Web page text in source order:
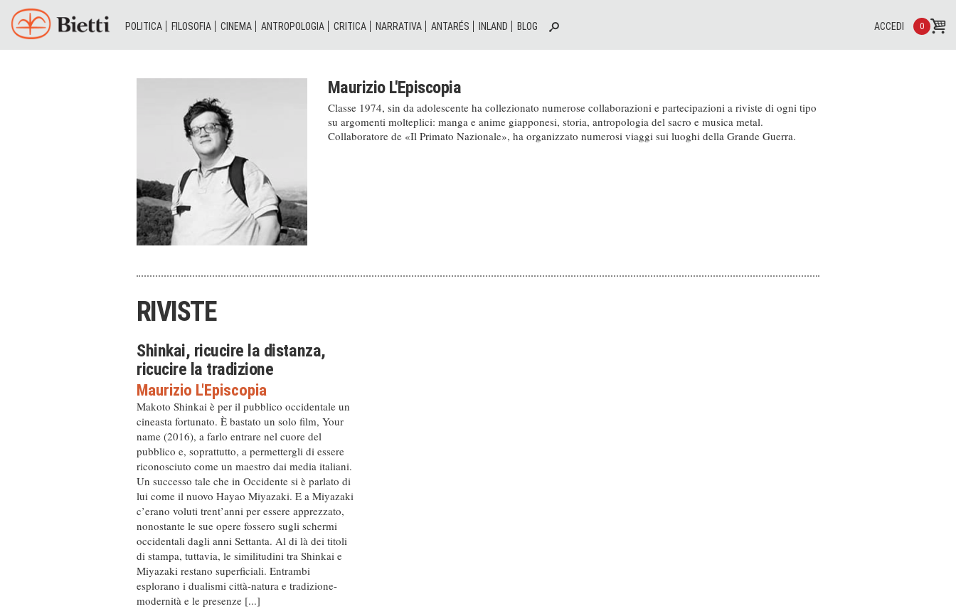
POLITICA FILOSOFIA CINEMA ANTROPOLOGIA CRITICA NARRATIVA ANTARÉS INLAND BLOG 0
ACCEDI
Maurizio L'Episcopia
Classe 1974, sin da adolescente ha collezionato numerose collaborazioni e partecipazioni a riviste di ogni tipo
su argomenti molteplici: manga e anime giapponesi, storia, antropologia del sacro e musica metal.
Collaboratore de «Il Primato Nazionale», ha organizzato numerosi viaggi sui luoghi della Grande Guerra.
RIVISTE
Shinkai, ricucire la distanza,
ricucire la tradizione
Maurizio L'Episcopia
Makoto Shinkai è per il pubblico occidentale un
cineasta fortunato. È bastato un solo film, Your
name (2016), a farlo entrare nel cuore del
pubblico e, soprattutto, a permettergli di essere
riconosciuto come un maestro dai media italiani.
Un successo tale che in Occidente si è parlato di
lui come il nuovo Hayao Miyazaki. E a Miyazaki
c’erano voluti trent’anni per essere apprezzato,
nonostante le sue opere fossero sugli schermi
occidentali dagli anni Settanta. Al di là dei titoli
di stampa, tuttavia, le similitudini tra Shinkai e
Miyazaki restano superficiali. Entrambi
esplorano i dualismi città-natura e tradizione-
modernità e le presenze [...]